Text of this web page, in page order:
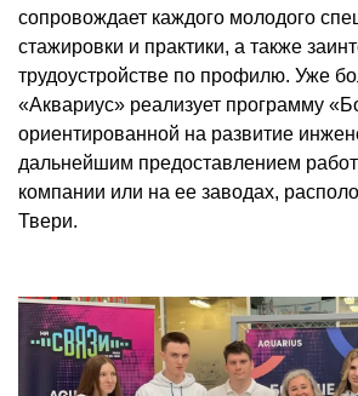
сопровождает каждого молодого
стажировки и практики, а также
трудоустройстве по профилю. Уже
«Аквариус» реализует программу
ориентированной на развитие
дальнейшим предоставлением
компании или на ее заводах,
Твери.